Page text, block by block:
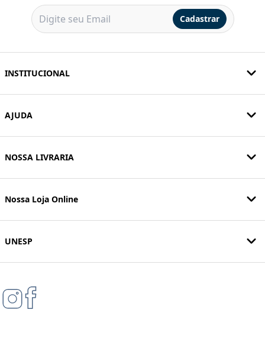
Cadastrar
INSTITUCIONAL
AJUDA
NOSSA LIVRARIA
Nossa Loja Online
UNESP